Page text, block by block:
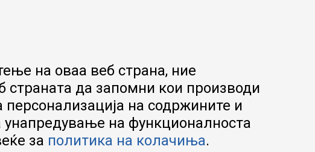
Product Finder
FAQs
на оваа веб страна, ние
да запомни кои производи
на содржините и
унапредување на функционалноста
за политика на колачиња.